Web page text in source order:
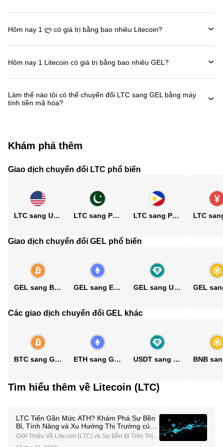
Hôm nay 1 ლ có giá trị bằng bao nhiêu Litecoin?
Hôm nay 1 Litecoin có giá trị bằng bao nhiêu GEL?
Làm thế nào tôi có thể chuyển đổi LTC sang GEL bằng máy
tính tiền mã hóa?
Khám phá thêm
Giao dịch chuyển đổi LTC phổ biến
LTC sang USD LTC sang PKR LTC sang PHP
Giao dịch chuyển đổi GEL phổ biến
GEL sang BTC GEL sang ETH GEL sang USDT
Các giao dịch chuyển đổi GEL khác
BTC sang GEL ETH sang GEL USDT sang GEL
Tìm hiểu thêm về Litecoin (LTC)
LTC Tiến Gần Mức ATH? Khám Phá Sự Bền
Bỉ, Tính Năng và Xu Hướng Thị Trường của
Litecoin
Giới Thiệu Về Litecoin (LTC) và Sự Bền Bỉ Trên Thị T
rường Litecoin (LTC), thường được gọi là "bạc so với